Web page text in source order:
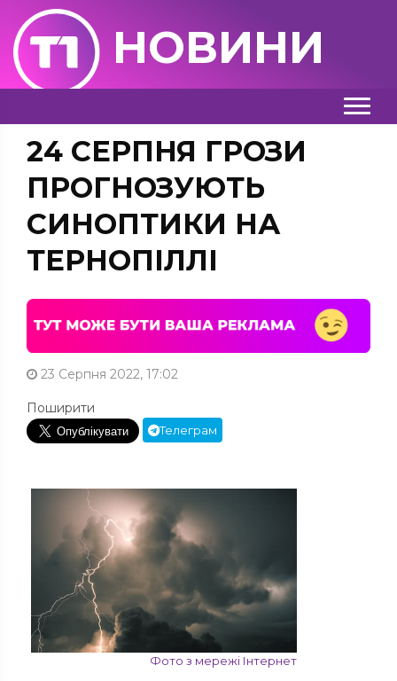
НОВИНИ
24 СЕРПНЯ ГРОЗИ
ПРОГНОЗУЮТЬ
СИНОПТИКИ НА
ТЕРНОПІЛЛІ
23 Серпня 2022, 17:02
Поширити
Телеграм
Фото з мережі Інтернет